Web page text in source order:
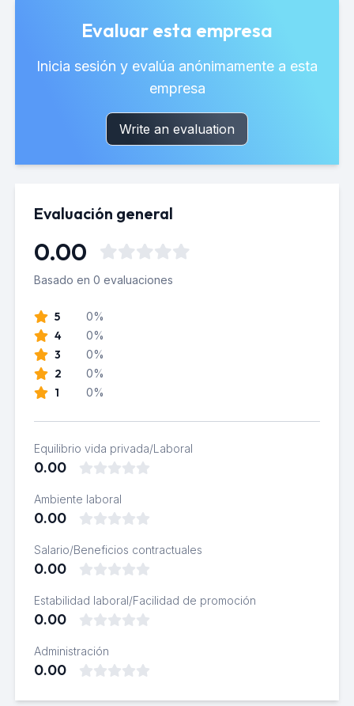
Evaluar esta empresa
Inicia sesión y evalúa anónimamente a esta
empresa
Write an evaluation
Evaluación general
0.00
Basado en 0 evaluaciones
5 0%
4 0%
3 0%
2 0%
1 0%
Equilibrio vida privada/Laboral
0.00
Ambiente laboral
0.00
Salario/Beneficios contractuales
0.00
Estabilidad laboral/Facilidad de promoción
0.00
Administración
0.00